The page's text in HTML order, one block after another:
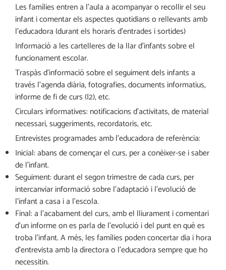
Les famílies entren a l’aula a acompanyar o recollir el seu
infant i comentar els aspectes quotidians o rellevants amb
l’educadora (durant els horaris d’entrades i sortides)
Informació a les cartelleres de la llar d’infants sobre el
funcionament escolar.
Traspàs d’informació sobre el seguiment dels infants a
través l’agenda diària, fotografies, documents informatius,
informe de fi de curs (I2), etc.
Circulars informatives: notificacions d’activitats, de material
necessari, suggeriments, recordatoris, etc.
Entrevistes programades amb l’educadora de referència:
Inicial: abans de començar el curs, per a conèixer-se i saber
de l’infant.
Seguiment: durant el segon trimestre de cada curs, per
intercanviar informació sobre l’adaptació i l’evolució de
l’infant a casa i a l’escola.
Final: a l’acabament del curs, amb el lliurament i comentari
d’un informe on es parla de l’evolució i del punt en què es
troba l’infant. A més, les famílies poden concertar dia i hora
d’entrevista amb la directora o l’educadora sempre que ho
necessitin.